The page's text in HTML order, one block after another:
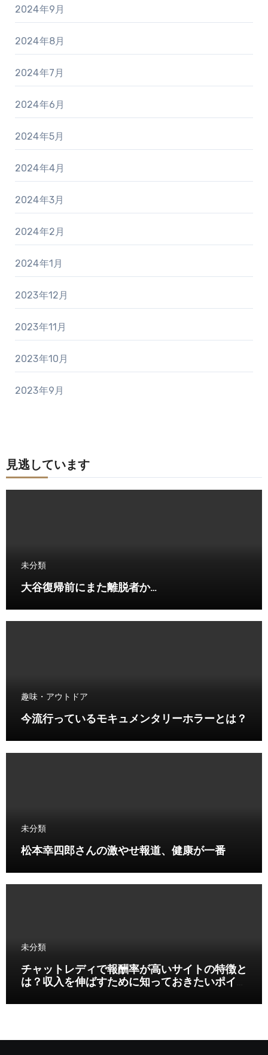
2024年9月
2024年8月
2024年7月
2024年6月
2024年5月
2024年4月
2024年3月
2024年2月
2024年1月
2023年12月
2023年11月
2023年10月
2023年9月
見逃しています
未分類
大谷復帰前にまた離脱者か…
趣味・アウトドア
今流行っているモキュメンタリーホラーとは？
未分類
松本幸四郎さんの激やせ報道、健康が一番
未分類
チャットレディで報酬率が高いサイトの特徴と
は？収入を伸ばすために知っておきたいポイン